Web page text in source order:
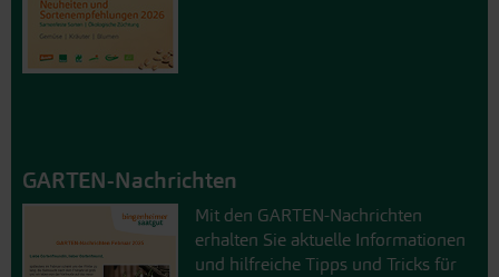
GARTEN-Nachrichten
Mit den GARTEN-Nachrichten
erhalten Sie aktuelle Informationen
und hilfreiche Tipps und Tricks für